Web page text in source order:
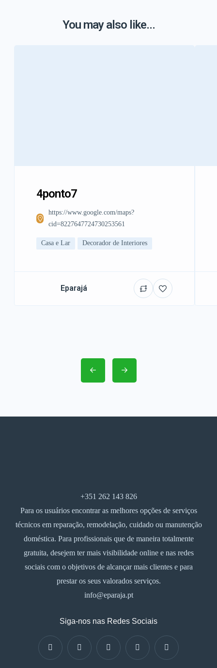
You may also like...
4ponto7
https://www.google.com/maps?
cid=8227647724730253561
Casa e Lar Decorador de Interiores
Eparajá
+351 262 143 826
Para os usuários encontrar as melhores opções de serviços
técnicos em reparação, remodelação, cuidado ou manutenção
doméstica. Para profissionais que de maneira totalmente
gratuita, desejem ter mais visibilidade online e nas redes
sociais com o objetivos de alcançar mais clientes e para
prestar os seus valorados serviços.
info@eparaja.pt
Siga-nos nas Redes Sociais